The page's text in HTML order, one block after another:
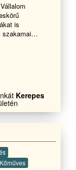
is
szakamai
Kerepes
Kőműves